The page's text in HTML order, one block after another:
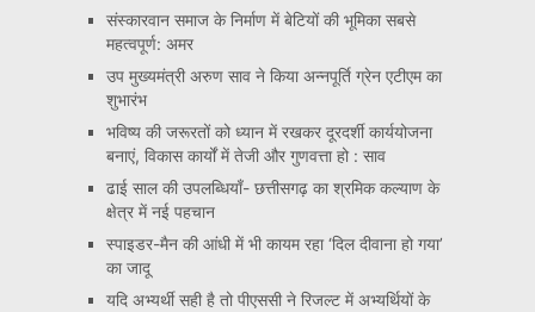
संस्कारवान समाज के निर्माण में बेटियों की भूमिका सबसे
महत्वपूर्ण: अमर
उप मुख्यमंत्री अरुण साव ने किया अन्नपूर्ति ग्रेन एटीएम का
शुभारंभ
भविष्य की जरूरतों को ध्यान में रखकर दूरदर्शी कार्ययोजना
बनाएं, विकास कार्यों में तेजी और गुणवत्ता हो : साव
ढाई साल की उपलब्धियाँ- छत्तीसगढ़ का श्रमिक कल्याण के
क्षेत्र में नई पहचान
स्पाइडर-मैन की आंधी में भी कायम रहा ‘दिल दीवाना हो गया’
का जादू
यदि अभ्यर्थी सही है तो पीएससी ने रिजल्ट में अभ्यर्थियों के